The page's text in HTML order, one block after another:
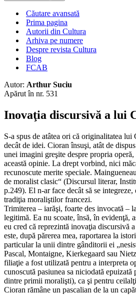
Căutare avansată
Prima pagina
Autorii din Cultura
Arhiva pe numere
Despre revista Cultura
Blog
FCAB
Autor: Arthur Suciu
Apărut în nr. 531
Inovaţia discursivă a lui
S-a spus de atâtea ori că originalitatea
decât de idei. Cioran însuşi, atât de
unei imagini greşite despre propria operă,
această opinie. La drept vorbind, nici
recunoscute merite speciale.
de moralist clasic“ (Discursul literar,
p.249). El n-ar face decât să se
tradiţia moraliştilor francezi.
Trimiterea – iarăşi, foarte des invocată –
legitimă. Ea nu scoate, însă, în evidenţă,
eu cred că reprezintă inovaţia discursivă
este, după părerea mea, raportarea la
particular la unii dintre gânditorii ei
Pascal, Montaigne, Kierkegaard sau
filiaţie a fost utilizată pentru a interpreta
cunoscută pasiunea sa niciodată
dintre primii moralişti), ca şi pentru
Cioran rămâne un pascalian de la un